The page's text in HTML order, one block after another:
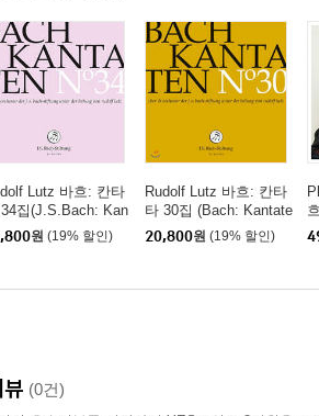
Lutz 바흐: 칸타
집(J.S.Bach: Kan
No.34 - Cantatas
BWV87, BWV
원 (19% 할인)
Rudolf Lutz 바흐: 칸타
타 30집 (Bach: Kantate
n Vol. 30 BWV.55, 68,
105)
20,800원 (19% 할인)
(0건)